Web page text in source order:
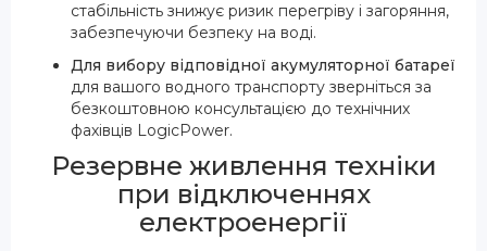
стабільність знижує ризик перегріву і загоряння,
забезпечуючи безпеку на воді.
Для вибору відповідної акумуляторної батареї
для вашого водного транспорту зверніться за
безкоштовною консультацією до технічних
фахівців LogicPower.
Резервне живлення техніки
при відключеннях
електроенергії